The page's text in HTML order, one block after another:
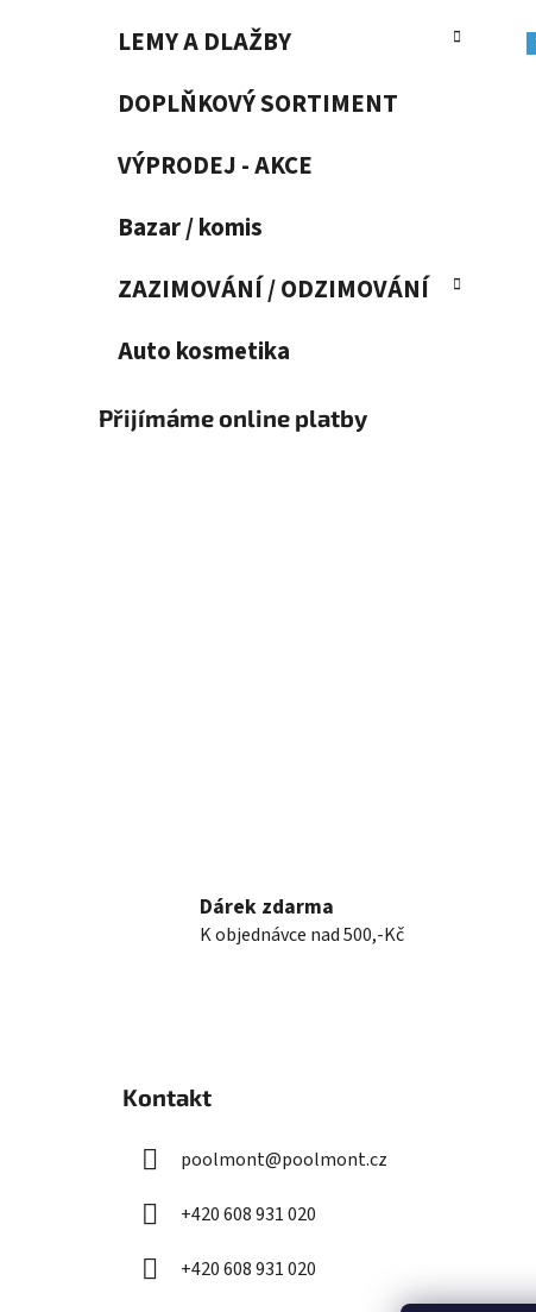
LEMY A DLAŽBY
DOPLŇKOVÝ SORTIMENT
VÝPRODEJ - AKCE
Bazar / komis
ZAZIMOVÁNÍ / ODZIMOVÁNÍ
Auto kosmetika
Přijímáme online platby
Dárek zdarma
K objednávce nad 500,-Kč
Kontakt
poolmont@poolmont.cz
+420 608 931 020
+420 608 931 020